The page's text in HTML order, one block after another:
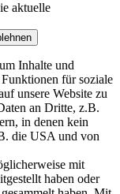
aktuelle
Inhalte und
für soziale
unsere Website zu
an Dritte, z.B.
in denen kein
die USA und von
mit
haben oder